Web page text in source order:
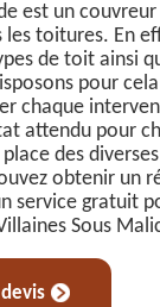
est un
les toitures. En
de toit ainsi
pour
chaque
attendu pour
des
obtenir un
service gratuit
Sous